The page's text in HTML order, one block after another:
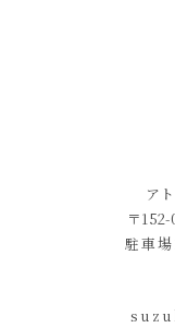
ア
〒
駐車